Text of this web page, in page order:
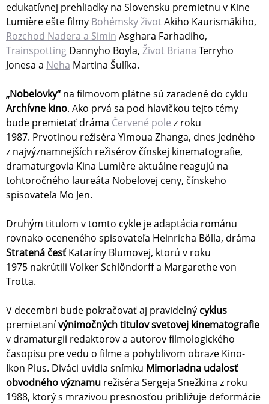
edukatívnej prehliadky na Slovensku premietnu v Kine
Lumière ešte filmy Bohémsky životAkiho Kaurismäkiho,
Rozchod Nadera a Simin Asghara Farhadiho,
Trainspotting Dannyho Boyla, Život Briana Terryho
Jonesa a Neha Martina Šulíka.
„Nobelovky“ na filmovom plátne sú zaradené do cyklu
Archívne kino. Ako prvá sa pod hlavičkou tejto témy
bude premietať dráma Červené pole z roku
1987. Prvotinou režiséra Yimoua Zhanga, dnes jedného
z najvýznamnejších režisérov čínskej kinematografie,
dramaturgovia Kina Lumière aktuálne reagujú na
tohtoročného laureáta Nobelovej ceny, čínskeho
spisovateľa Mo Jen.
Druhým titulom v tomto cykle je adaptácia románu
rovnako oceneného spisovateľa Heinricha Bölla, dráma
Stratená česťKataríny Blumovej, ktorú v roku
1975 nakrútili Volker Schlöndorff a Margarethe von
Trotta.
V decembri bude pokračovať aj pravidelný cyklus
premietanívýnimočných titulov svetovej kinematografie
v dramaturgii redaktorov a autorov filmologického
časopisu pre vedu o filme a pohyblivom obraze Kino-
Ikon Plus. Diváci uvidia snímku Mimoriadna udalosť
obvodného významu režiséra Sergeja Snežkina z roku
1988, ktorý s mrazivou presnosťou približuje deformácie